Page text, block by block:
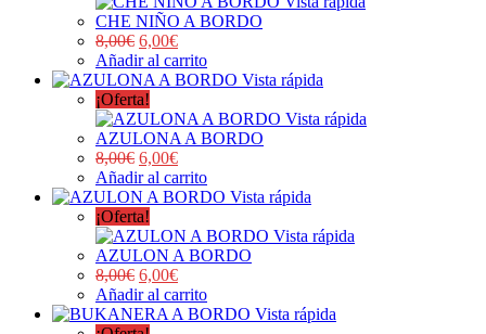
CHE NIÑO A BORDO
8,00€ 6,00€
Añadir al carrito
Vista rápida
¡Oferta!
Vista rápida
AZULONA A BORDO
8,00€ 6,00€
Añadir al carrito
Vista rápida
¡Oferta!
Vista rápida
AZULON A BORDO
8,00€ 6,00€
Añadir al carrito
Vista rápida